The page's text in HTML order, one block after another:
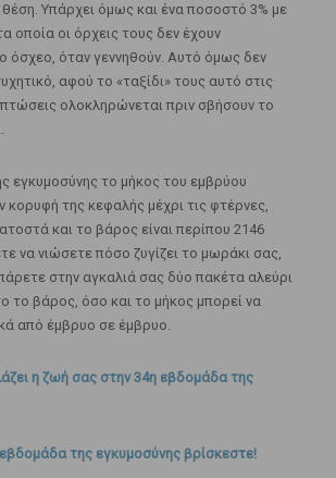
θέση. Υπάρχει όμως και ένα ποσοστό 3% με
οποία οι όρχεις τους δεν έχουν
όσχεο, όταν γεννηθούν. Αυτό όμως δεν
αφού το «ταξίδι» τους αυτό στις
ολοκληρώνεται πριν σβήσουν το
εγκυμοσύνης το μήκος του εμβρύου
κορυφή της κεφαλής μέχρι τις φτέρνες,
και το βάρος είναι περίπου 2146
να νιώσετε πόσο ζυγίζει το μωράκι σας,
στην αγκαλιά σας δύο πακέτα αλεύρι
το βάρος, όσο και το μήκος μπορεί να
από έμβρυο σε έμβρυο.
η ζωή σας στην 34η εβδομάδα της
της εγκυμοσύνης βρίσκεστε!